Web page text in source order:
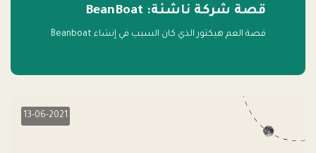
قصة شركة ناشئة: BeanBoat
قصة العم هيكتور الذي كان السبب في إنشاء Beanboat
13-06-2021